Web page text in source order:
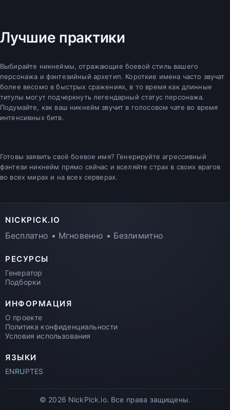
Лучшие практики
Выбирайте никнеймы, отражающие боевой стиль вашего
персонажа и фэнтезийный архетип. Короткие имена часто звучат
более весомо в быстрых сражениях, в то время как длинные
титулы могут подчеркнуть легендарный статус персонажа.
Подумайте, как ваш никнейм звучит в голосовом чате во время
интенсивных битв.
Готовы заявить своё боевое имя? Генерируйте агрессивный
фэнтези никнейм прямо сейчас и вселяйте страх в своих врагов
во всех мирах и на всех серверах.
NICKPICK.IO
Бесплатно • Мгновенно • Безлимитно
РЕСУРСЫ
Генератор
Подборки
ИНФОРМАЦИЯ
О проекте
Политика конфиденциальности
Условия использования
ЯЗЫКИ
ENRUPTES
© 2026 NickPick.io. Все права защищены.